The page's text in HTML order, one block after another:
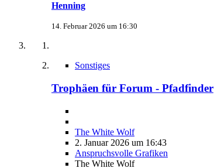
Henning
14. Februar 2026 um 16:30
Sonstiges
Trophäen für Forum - Pfadfinder
The White Wolf
2. Januar 2026 um 16:43
Anspruchsvolle Grafiken
The White Wolf